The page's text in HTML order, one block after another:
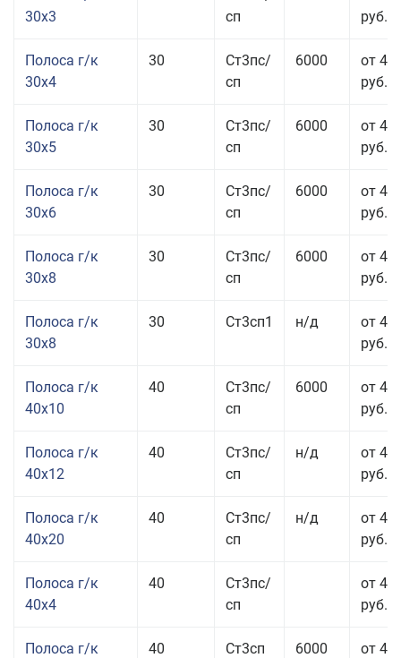
30x3
сп
руб.
Полоса г/к
30x4
30
Ст3пс/
сп
6000
от 44
руб.
Полоса г/к
30x5
30
Ст3пс/
сп
6000
от 43
руб.
Полоса г/к
30x6
30
Ст3пс/
сп
6000
от 46
руб.
Полоса г/к
30x8
30
Ст3пс/
сп
6000
от 43
руб.
Полоса г/к
30x8
30 Ст3сп1 н/д
от 43
руб.
Полоса г/к
40x10
40
Ст3пс/
сп
6000
от 44
руб.
Полоса г/к
40x12
40
Ст3пс/
сп
н/д
от 48
руб.
Полоса г/к
40x20
40
Ст3пс/
сп
н/д
от 44
руб.
Полоса г/к
40x4
40
Ст3пс/
сп
от 42
руб.
Полоса г/к
40 Ст3сп 6000
от 42